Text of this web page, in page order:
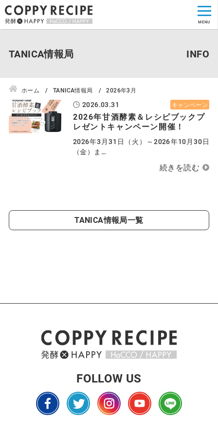
TANICA情報局
ホーム TANICA情報局 2026年3月
2026.03.31 キャンペーン
2026年甘酒酵素＆レシピブックプ
レゼントキャンペーン開催！
2026年3月31日（火）～2026年10月30日
（金）ま…
TANICA情報局一覧
FOLLOW US